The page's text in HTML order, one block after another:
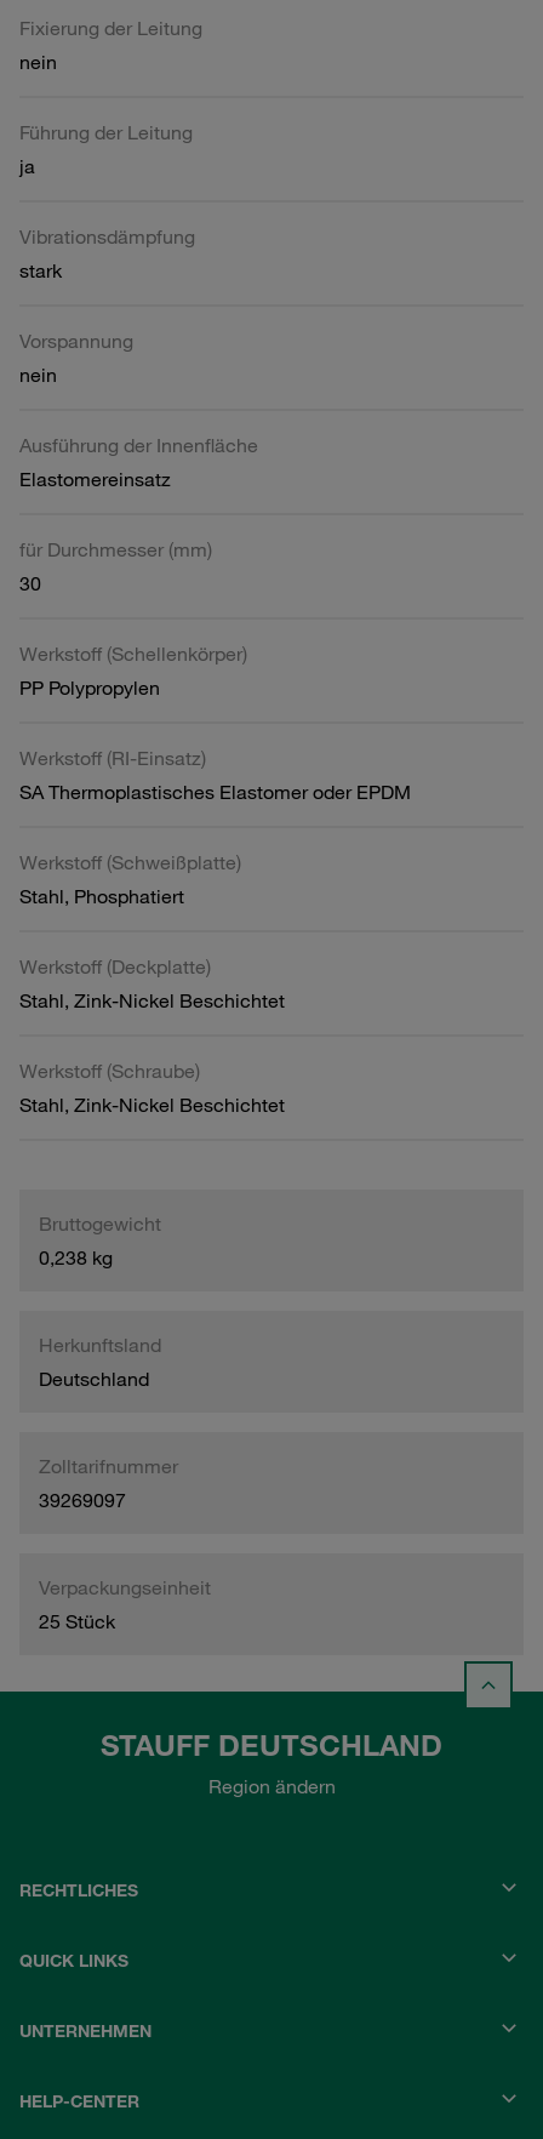
Fixierung der Leitung
nein
Führung der Leitung
ja
Vibrationsdämpfung
stark
Vorspannung
nein
Ausführung der Innenfläche
Elastomereinsatz
für Durchmesser (mm)
30
Werkstoff (Schellenkörper)
PP Polypropylen
Werkstoff (RI-Einsatz)
SA Thermoplastisches Elastomer oder EPDM
Werkstoff (Schweißplatte)
Stahl, Phosphatiert
Werkstoff (Deckplatte)
Stahl, Zink-Nickel Beschichtet
Werkstoff (Schraube)
Stahl, Zink-Nickel Beschichtet
Bruttogewicht
0,238 kg
Herkunftsland
Deutschland
Zolltarifnummer
39269097
Verpackungseinheit
25 Stück
STAUFF DEUTSCHLAND
Region ändern
RECHTLICHES
QUICK LINKS
UNTERNEHMEN
HELP-CENTER